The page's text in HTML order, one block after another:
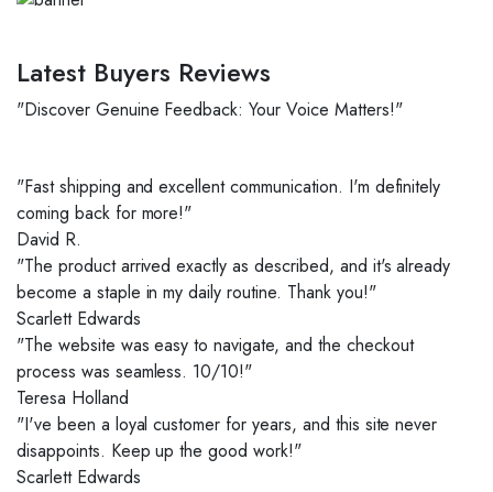
Latest Buyers Reviews
"Discover Genuine Feedback: Your Voice Matters!"
"Fast shipping and excellent communication. I'm definitely
coming back for more!"
David R.
"The product arrived exactly as described, and it's already
become a staple in my daily routine. Thank you!"
Scarlett Edwards
"The website was easy to navigate, and the checkout
process was seamless. 10/10!"
Teresa Holland
"I've been a loyal customer for years, and this site never
disappoints. Keep up the good work!"
Scarlett Edwards